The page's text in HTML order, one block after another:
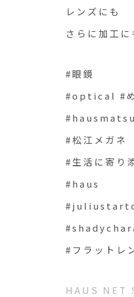
レンズにも
さらに加工に
#眼鏡
#optical #
#松江メガネ
#生活に寄り
#haus
#フラットレ
HAUS NET